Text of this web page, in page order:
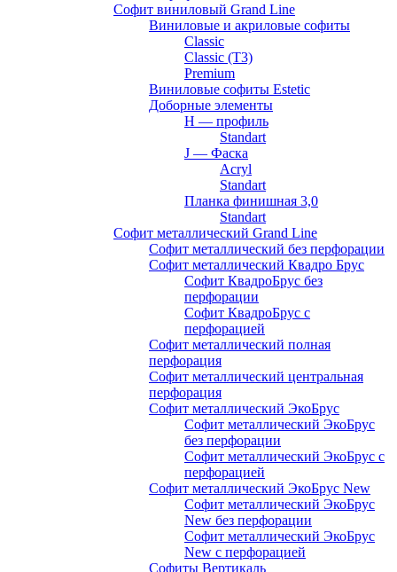
Софит виниловый Grand Line
Виниловые и акриловые софиты
Classic
Classic (T3)
Premium
Виниловые софиты Estetic
Доборные элементы
H — профиль
Standart
J — Фаска
Acryl
Standart
Планка финишная 3,0
Standart
Софит металлический Grand Line
Софит металлический без перфорации
Софит металлический Квадро Брус
Софит КвадроБрус без
перфорации
Софит КвадроБрус с
перфорацией
Софит металлический полная
перфорация
Софит металлический центральная
перфорация
Софит металлический ЭкоБрус
Софит металлический ЭкоБрус
без перфорации
Софит металлический ЭкоБрус с
перфорацией
Софит металлический ЭкоБрус New
Софит металлический ЭкоБрус
New без перфорации
Софит металлический ЭкоБрус
New с перфорацией
Софиты Вертикаль